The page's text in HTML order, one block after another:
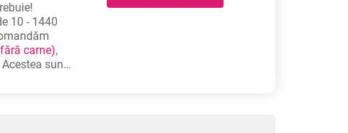
10 - 1440
carne),
Acestea sunt